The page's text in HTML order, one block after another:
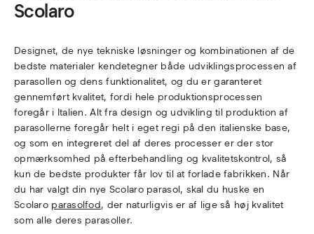
Scolaro
Designet, de nye tekniske løsninger og kombinationen af de
bedste materialer kendetegner både udviklingsprocessen af
parasollen og dens funktionalitet, og du er garanteret
gennemført kvalitet, fordi hele produktionsprocessen
foregår i Italien. Alt fra design og udvikling til produktion af
parasollerne foregår helt i eget regi på den italienske base,
og som en integreret del af deres processer er der stor
opmærksomhed på efterbehandling og kvalitetskontrol, så
kun de bedste produkter får lov til at forlade fabrikken. Når
du har valgt din nye Scolaro parasol, skal du huske en
Scolaro parasolfod, der naturligvis er af lige så høj kvalitet
som alle deres parasoller.